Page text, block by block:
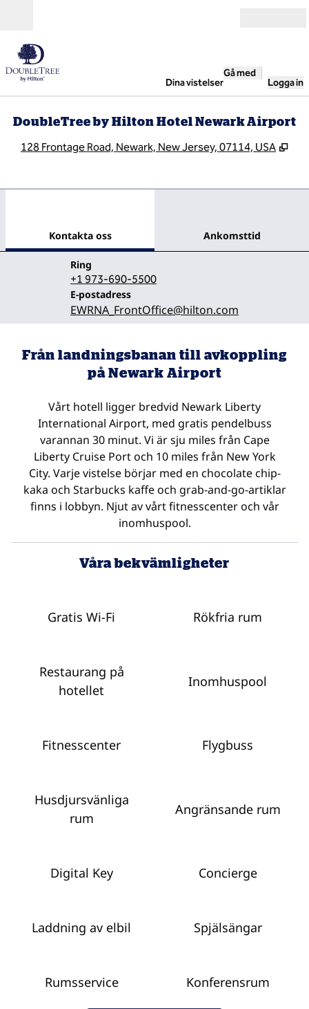
Dina vistelser
Gå med
Logga in
DoubleTree by Hilton Hotel Newark Airport
128 Frontage Road, Newark, New Jersey, 07114, USA ,
Kontakta oss Ankomsttid
Ring
Ring
+1 973-690-5500
E-postadress
Email
EWRNA_FrontOffice@hilton.com
Från landningsbanan till avkoppling
på Newark Airport
Vårt hotell ligger bredvid Newark Liberty
International Airport, med gratis pendelbuss
varannan 30 minut. Vi är sju miles från Cape
Liberty Cruise Port och 10 miles från New York
City. Varje vistelse börjar med en chocolate chip-
kaka och Starbucks kaffe och grab-and-go-artiklar
finns i lobbyn. Njut av vårt fitnesscenter och vår
inomhuspool.
Våra bekvämligheter
Gratis Wi-Fi Rökfria rum
Restaurang på
hotellet
Inomhuspool
Fitnesscenter Flygbuss
Husdjursvänliga
rum
Angränsande rum
Digital Key Concierge
Laddning av elbil Spjälsängar
Rumsservice Konferensrum